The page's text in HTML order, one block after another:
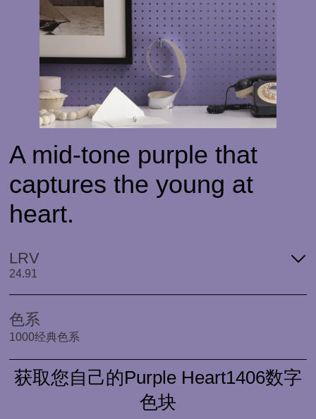
A mid-tone purple that
captures the young at
heart.
LRV
24.91
色系
1000经典色系
获取您自己的Purple Heart1406数字
色块